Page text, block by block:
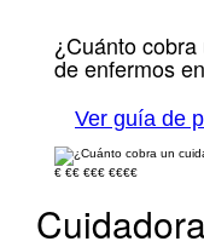
¿Cuánto
de enfermos
Ver guía de
€ €€ €€€ €€€€